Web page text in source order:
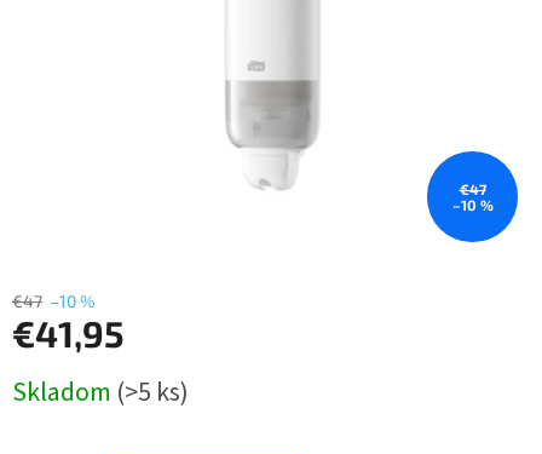
€47
–10 %
€47 –10 %
€41,95
cena:
Skladom (>5 ks)